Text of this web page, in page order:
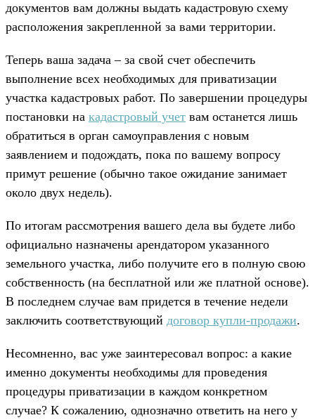
документов вам должны выдать кадастровую схему
расположения закрепленной за вами территории.
Теперь ваша задача – за свой счет обеспечить
выполнение всех необходимых для приватизации
участка кадастровых работ. По завершении процедуры
постановки на кадастровый учет вам останется лишь
обратиться в орган самоуправления с новым
заявлением и подождать, пока по вашему вопросу
примут решение (обычно такое ожидание занимает
около двух недель).
По итогам рассмотрения вашего дела вы будете либо
официально назначены арендатором указанного
земельного участка, либо получите его в полную свою
собственность (на бесплатной или же платной основе).
В последнем случае вам придется в течение недели
заключить соответствующий договор купли-продажи.
Несомненно, вас уже заинтересовал вопрос: а какие
именно документы необходимы для проведения
процедуры приватизации в каждом конкретном
случае? К сожалению, однозначно ответить на него у